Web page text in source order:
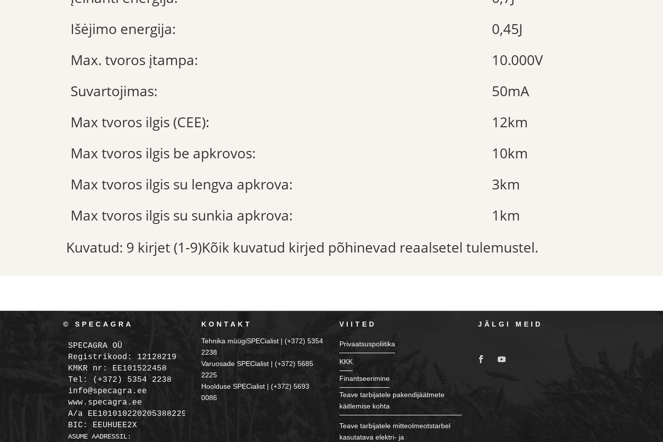
Išėjimo energija:
0,45J
Max. tvoros įtampa:
10.000V
Suvartojimas:
50mA
Max tvoros ilgis (CEE):
12km
Max tvoros ilgis be apkrovos:
10km
Max tvoros ilgis su lengva apkrova:
3km
Max tvoros ilgis su sunkia apkrova:
1km
Kuvatud: 9 kirjet (1-9)Kõik kuvatud kirjed põhinevad reaalsetel tulemustel.
© SPECAGRA
SPECAGRA OÜ
Registrikood: 12128219
KMKR nr: EE101522458
Tel: (+372) 5354 2238
info@specagra.ee
A/a EE101010220205388229 SEB
BIC: EEUHUEE2X
ASUME AADRESSIL:
KONTAKT
Tehnika müügiSPECialist | (+372) 5354
2238
Varuosade SPECialist | (+372) 5685
2225
Hoolduse SPECialist | (+372) 5693
0086
VIITED
Privaatsuspoliitika
KKK
Finantseerimine
Teave tarbijatele pakendijäätmete
käitlemise kohta
Teave tarbijatele mitteolmeotstarbel
kasutatava elektri- ja
JÄLGI MEID